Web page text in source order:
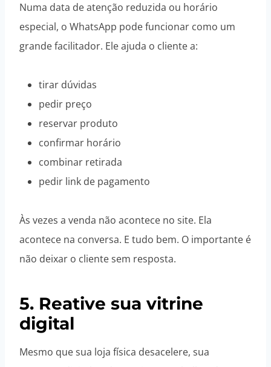
Numa data de atenção reduzida ou horário
especial, o WhatsApp pode funcionar como um
grande facilitador. Ele ajuda o cliente a:
tirar dúvidas
pedir preço
reservar produto
confirmar horário
combinar retirada
pedir link de pagamento
Às vezes a venda não acontece no site. Ela
acontece na conversa. E tudo bem. O importante é
não deixar o cliente sem resposta.
5. Reative sua vitrine
digital
Mesmo que sua loja física desacelere, sua